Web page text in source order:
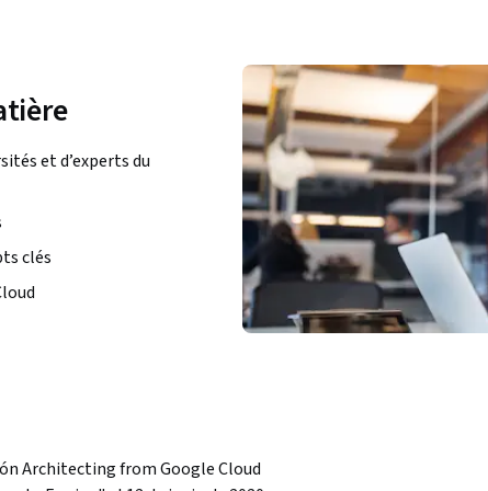
et d’experts du
clés
Architecting from Google Cloud